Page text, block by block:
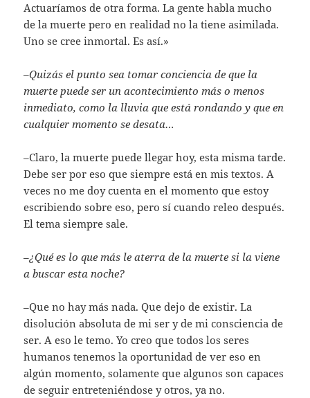
Actuaríamos de otra forma. La gente habla mucho
de la muerte pero en realidad no la tiene asimilada.
Uno se cree inmortal. Es así.»
–Quizás el punto sea tomar conciencia de que la
muerte puede ser un acontecimiento más o menos
inmediato, como la lluvia que está rondando y que en
cualquier momento se desata…
–Claro, la muerte puede llegar hoy, esta misma tarde.
Debe ser por eso que siempre está en mis textos. A
veces no me doy cuenta en el momento que estoy
escribiendo sobre eso, pero sí cuando releo después.
El tema siempre sale.
–¿Qué es lo que más le aterra de la muerte si la viene
a buscar esta noche?
–Que no hay más nada. Que dejo de existir. La
disolución absoluta de mi ser y de mi consciencia de
ser. A eso le temo. Yo creo que todos los seres
humanos tenemos la oportunidad de ver eso en
algún momento, solamente que algunos son capaces
de seguir entreteniéndose y otros, ya no.